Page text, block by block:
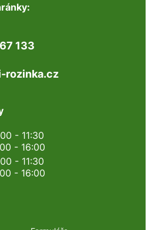
133
rozinka.cz
- 11:30
- 16:00
- 11:30
- 16:00